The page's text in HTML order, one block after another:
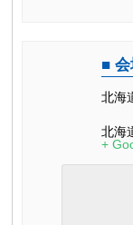
会
北海
北海
+